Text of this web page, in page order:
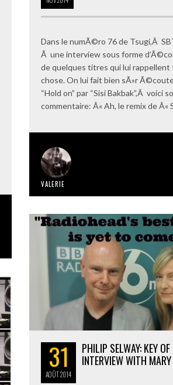
Dans le numÃ©ro 76 de Tsugi,Â
Ã une interview sous forme
de quelques titres qui lui rappellent
chose. On lui fait bien sÃ»r
“Hold on” par “Sisi Bakbak”,Â voici
commentaire: Â« Ah, le remix de Â«
VALERIE
31
AOÛT2014
PHILIP SELWAY: KEY OF
INTERVIEW WITH